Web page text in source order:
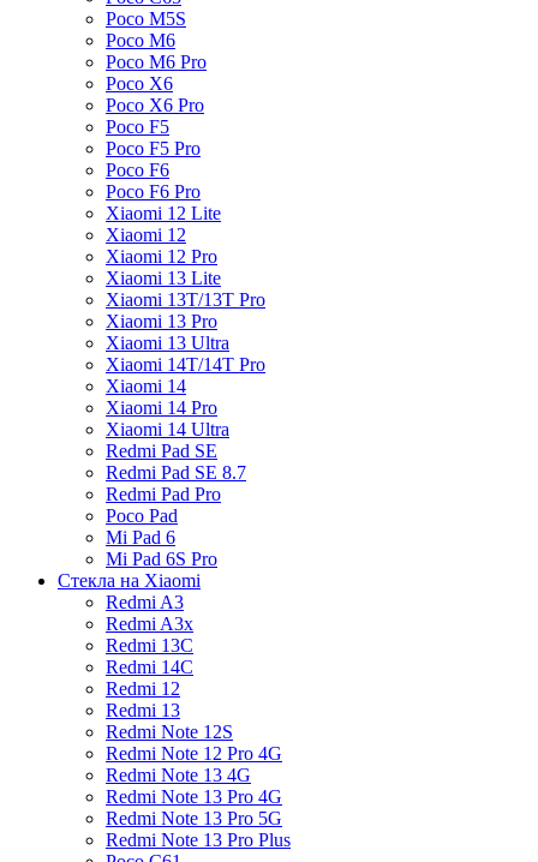
Poco M5S
Poco M6
Poco M6 Pro
Poco X6
Poco X6 Pro
Poco F5
Poco F5 Pro
Poco F6
Poco F6 Pro
Xiaomi 12 Lite
Xiaomi 12
Xiaomi 12 Pro
Xiaomi 13 Lite
Xiaomi 13T/13T Pro
Xiaomi 13 Pro
Xiaomi 13 Ultra
Xiaomi 14T/14T Pro
Xiaomi 14
Xiaomi 14 Pro
Xiaomi 14 Ultra
Redmi Pad SE
Redmi Pad SE 8.7
Redmi Pad Pro
Poco Pad
Mi Pad 6
Mi Pad 6S Pro
Стекла на Xiaomi
Redmi A3
Redmi A3x
Redmi 13C
Redmi 14C
Redmi 12
Redmi 13
Redmi Note 12S
Redmi Note 12 Pro 4G
Redmi Note 13 4G
Redmi Note 13 Pro 4G
Redmi Note 13 Pro 5G
Redmi Note 13 Pro Plus